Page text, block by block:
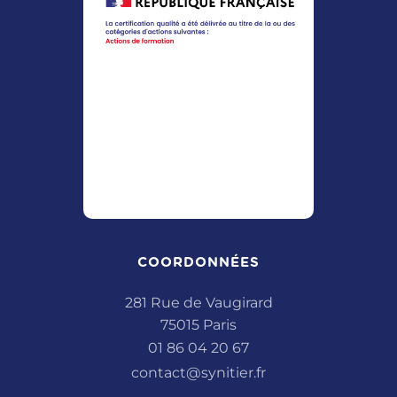
COORDONNÉES
281 Rue de Vaugirard
75015 Paris
01 86 04 20 67
contact@synitier.fr